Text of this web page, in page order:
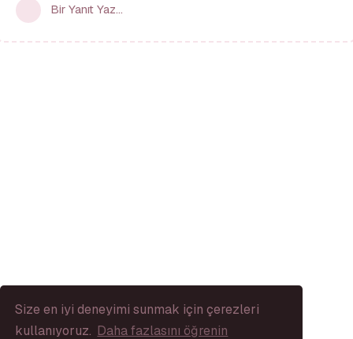
Size en iyi deneyimi sunmak için çerezleri
kullanıyoruz. Daha fazlasını öğrenin
Bir Yanıt Yaz...